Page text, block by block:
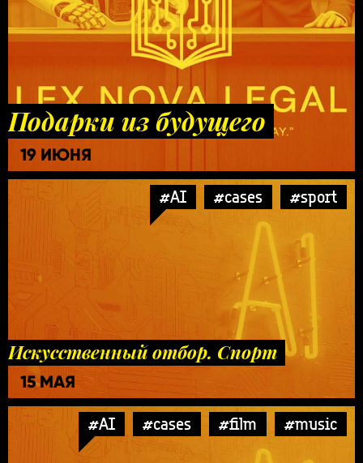
Подарки из будущего
19 ИЮНЯ
#AI #cases #sport
Искусственный отбор. Спорт
15 МАЯ
#AI #cases #film #music